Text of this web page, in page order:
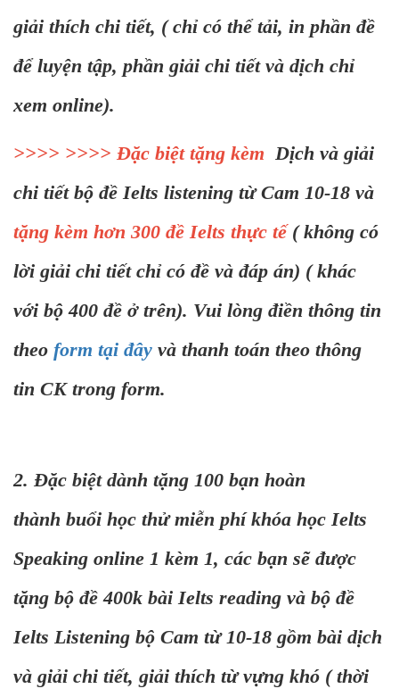
giải thích chi tiết, ( chỉ có thể tải, in phần đề
để luyện tập, phần giải chi tiết và dịch chỉ
xem online).
>>>> >>>> Đặc biệt tặng kèm Dịch và giải
chi tiết bộ đề Ielts listening từ Cam 10-18 và
tặng kèm hơn 300 đề Ielts thực tế ( không có
lời giải chi tiết chỉ có đề và đáp án) ( khác
với bộ 400 đề ở trên). Vui lòng điền thông tin
theo form tại đây và thanh toán theo thông
tin CK trong form.
2. Đặc biệt dành tặng 100 bạn hoàn
thành buổi học thử miễn phí khóa học Ielts
Speaking online 1 kèm 1, các bạn sẽ được
tặng bộ đề 400k bài Ielts reading và bộ đề
Ielts Listening bộ Cam từ 10-18 gồm bài dịch
và giải chi tiết, giải thích từ vựng khó ( thời